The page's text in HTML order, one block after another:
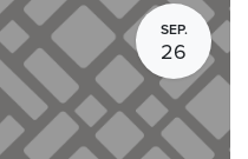
SEP.
26